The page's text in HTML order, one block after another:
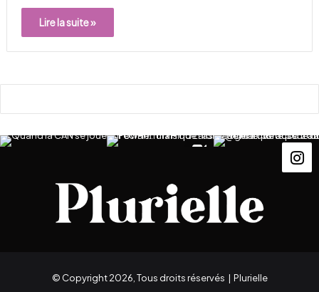
Lire la suite »
© Copyright 2026, Tous droits réservés | Plurielle